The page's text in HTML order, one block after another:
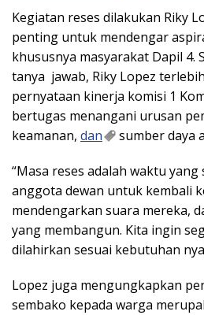
Kegiatan reses dilakukan Riky
penting untuk mendengar
khususnya masyarakat Dapil 4.
tanya jawab, Riky Lopez
pernyataan kinerja komisi 1
bertugas menangani urusan
keamanan, dan sumber daya
“Masa reses adalah waktu
anggota dewan untuk kembali
mendengarkan suara mereka,
yang membangun. Kita ingin
dilahirkan sesuai kebutuhan
Lopez juga mengungkapkan
sembako kepada warga